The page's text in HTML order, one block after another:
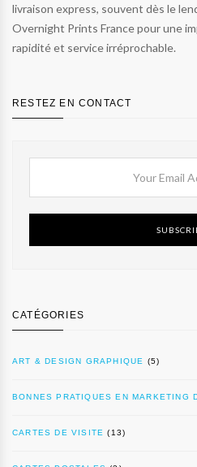
livraison express, souvent dès le
Overnight Prints France pour une
rapidité et service irréprochable.
RESTEZ EN CONTACT
CATÉGORIES
ART & DESIGN GRAPHIQUE (5)
BONNES PRATIQUES EN MARKETING
CARTES DE VISITE (13)